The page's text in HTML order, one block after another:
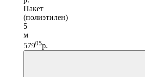
Пакет
(полиэтилен)
5
м
57905р.